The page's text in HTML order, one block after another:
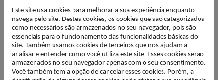
Este site usa cookies para melhorar a sua experiência enquanto
navega pelo site. Destes cookies, os cookies que são categorizados
como necessários são armazenados no seu navegador, pois são
essenciais para o funcionamento das funcionalidades básicas do
site. Também usamos cookies de terceiros que nos ajudam a
analisar e entender como você utiliza este site. Esses cookies serão
armazenados no seu navegador apenas com o seu consentimento.
Você também tem a opção de cancelar esses cookies. Porém, a